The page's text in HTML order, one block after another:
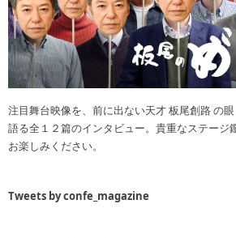
注目舞台映像を、前に出ない天才 板尾創路 の
語る全１２篇のインタビュー。貴重なステージ
お楽しみください。
Tweets by confe_magazine